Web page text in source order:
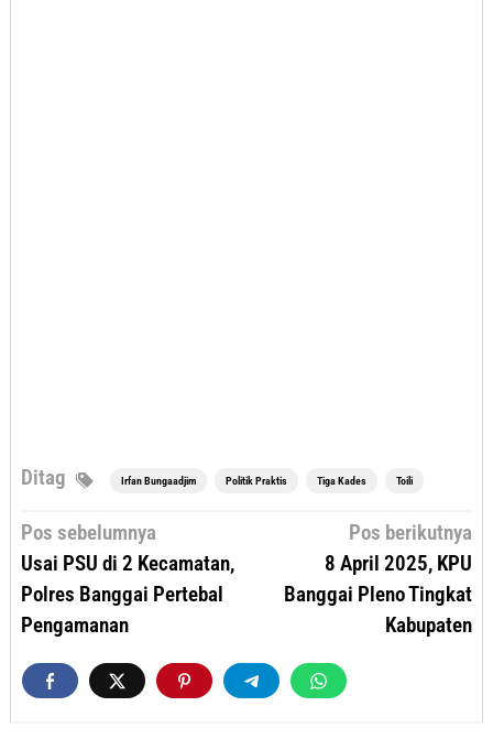
Ditag Irfan Bungaadjim Politik Praktis Tiga Kades Toili
Navigasi
Pos sebelumnya
Usai PSU di 2 Kecamatan,
Polres Banggai Pertebal
Pengamanan
Pos berikutnya
8 April 2025, KPU
Banggai Pleno Tingkat
Kabupaten